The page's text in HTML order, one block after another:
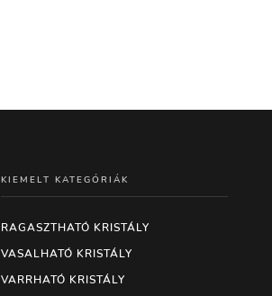
KIEMELT KATEGÓRIÁK
RAGASZTHATÓ KRISTÁLY
VASALHATÓ KRISTÁLY
VARRHATÓ KRISTÁLY